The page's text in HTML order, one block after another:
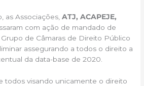
as Associações,ATJ, ACAPEJE,
com ação de mandado de
de Câmaras de Direito Público
assegurando a todos o direito a
da data-base de 2020.
todos visando unicamente o direito